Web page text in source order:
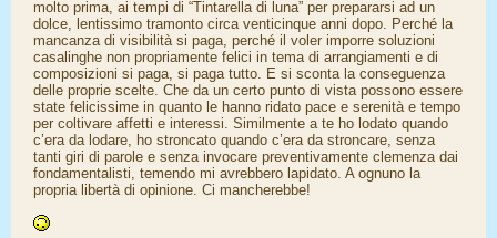
molto prima, ai tempi di “Tintarella di luna” per prepararsi ad un
dolce, lentissimo tramonto circa venticinque anni dopo. Perché la
mancanza di visibilità si paga, perché il voler imporre soluzioni
casalinghe non propriamente felici in tema di arrangiamenti e di
composizioni si paga, si paga tutto. E si sconta la conseguenza
delle proprie scelte. Che da un certo punto di vista possono essere
state felicissime in quanto le hanno ridato pace e serenità e tempo
per coltivare affetti e interessi. Similmente a te ho lodato quando
c’era da lodare, ho stroncato quando c’era da stroncare, senza
tanti giri di parole e senza invocare preventivamente clemenza dai
fondamentalisti, temendo mi avrebbero lapidato. A ognuno la
propria libertà di opinione. Ci mancherebbe!